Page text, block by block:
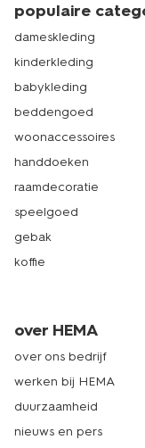
populaire
dameskleding
kinderkleding
babykleding
beddengoed
woonaccessoires
handdoeken
raamdecoratie
speelgoed
gebak
koffie
over HEMA
over ons bedrijf
werken bij HEMA
duurzaamheid
nieuws en pers